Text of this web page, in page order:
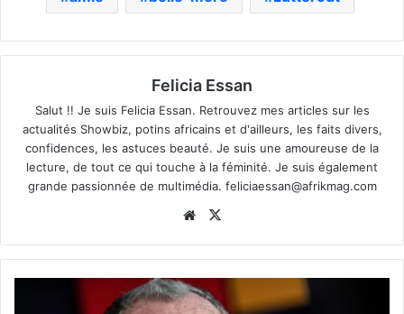
Felicia Essan
Salut !! Je suis Felicia Essan. Retrouvez mes articles sur les
actualités Showbiz, potins africains et d'ailleurs, les faits divers,
confidences, les astuces beauté. Je suis une amoureuse de la
lecture, de tout ce qui touche à la féminité. Je suis également
grande passionnée de multimédia. feliciaessan@afrikmag.com
Website